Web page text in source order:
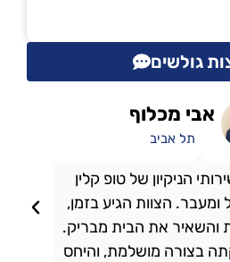
גולשים
הניקיון של טופ קלין
ומעבר. הצוות הגיע בזמן,
והשאיר את הבית מבריק.
בצורה מושלמת, והיחס
אבי מכלוף
תל אביב